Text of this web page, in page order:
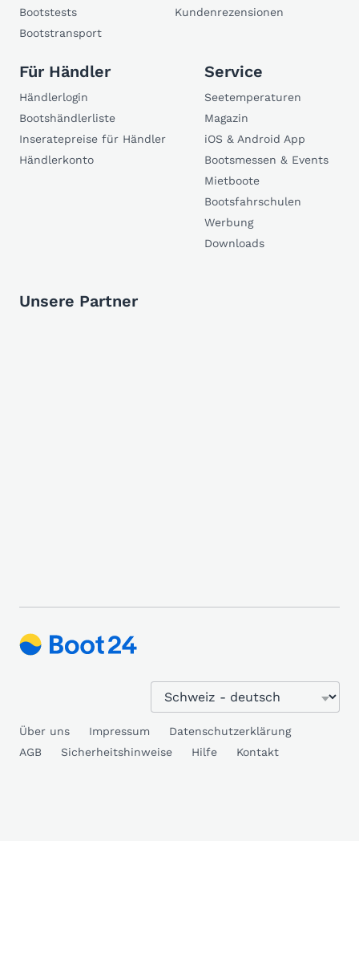
Bootstests
Bootstransport
Kundenrezensionen
Für Händler
Händlerlogin
Bootshändlerliste
Inseratepreise für Händler
Händlerkonto
Service
Seetemperaturen
Magazin
iOS & Android App
Bootsmessen & Events
Mietboote
Bootsfahrschulen
Werbung
Downloads
Unsere Partner
Über uns Impressum
Datenschutzerklärung
AGB
Sicherheitshinweise Hilfe Kontakt